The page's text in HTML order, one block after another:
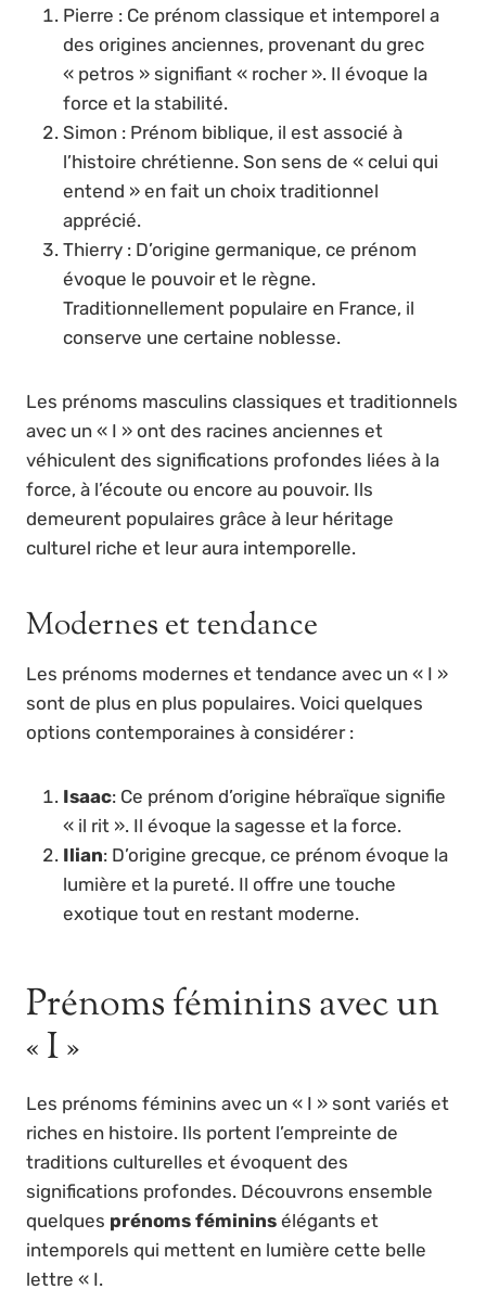
Pierre : Ce prénom classique et intemporel a
des origines anciennes, provenant du grec
« petros » signifiant « rocher ». Il évoque la
force et la stabilité.
Simon : Prénom biblique, il est associé à
l’histoire chrétienne. Son sens de « celui qui
entend » en fait un choix traditionnel
apprécié.
Thierry : D’origine germanique, ce prénom
évoque le pouvoir et le règne.
Traditionnellement populaire en France, il
conserve une certaine noblesse.
Les prénoms masculins classiques et traditionnels
avec un « I » ont des racines anciennes et
véhiculent des significations profondes liées à la
force, à l’écoute ou encore au pouvoir. Ils
demeurent populaires grâce à leur héritage
culturel riche et leur aura intemporelle.
Modernes et tendance
Les prénoms modernes et tendance avec un « I »
sont de plus en plus populaires. Voici quelques
options contemporaines à considérer :
Isaac: Ce prénom d’origine hébraïque signifie
« il rit ». Il évoque la sagesse et la force.
Ilian: D’origine grecque, ce prénom évoque la
lumière et la pureté. Il offre une touche
exotique tout en restant moderne.
Prénoms féminins avec un
« I »
Les prénoms féminins avec un « I » sont variés et
riches en histoire. Ils portent l’empreinte de
traditions culturelles et évoquent des
significations profondes. Découvrons ensemble
quelques prénoms féminins élégants et
intemporels qui mettent en lumière cette belle
lettre « I.